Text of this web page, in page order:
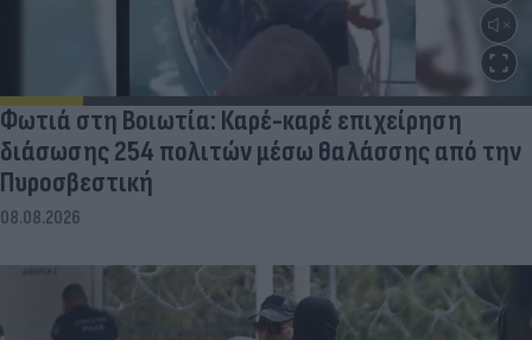
Φωτιά στη Βοιωτία: Καρέ-καρέ επιχείρηση
διάσωσης 254 πολιτών μέσω θαλάσσης από την
Πυροσβεστική
08.08.2026